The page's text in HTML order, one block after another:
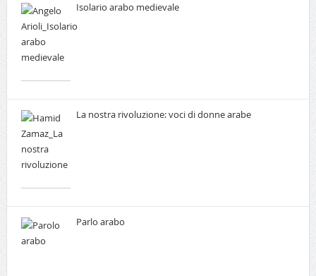
Isolario arabo medievale
La nostra rivoluzione: voci di donne arabe
Parlo arabo